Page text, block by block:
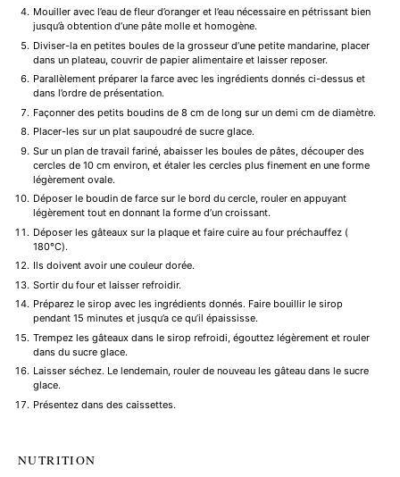
Mouiller avec l’eau de fleur d’oranger et l’eau nécessaire en pétrissant bien
jusqu’à obtention d’une pâte molle et homogène.
Diviser-la en petites boules de la grosseur d’une petite mandarine, placer
dans un plateau, couvrir de papier alimentaire et laisser reposer.
Parallèlement préparer la farce avec les ingrédients donnés ci-dessus et
dans l’ordre de présentation.
Façonner des petits boudins de 8 cm de long sur un demi cm de diamètre.
Placer-les sur un plat saupoudré de sucre glace.
Sur un plan de travail fariné, abaisser les boules de pâtes, découper des
cercles de 10 cm environ, et étaler les cercles plus finement en une forme
légèrement ovale.
Déposer le boudin de farce sur le bord du cercle, rouler en appuyant
légèrement tout en donnant la forme d’un croissant.
Déposer les gâteaux sur la plaque et faire cuire au four préchauffez (
180°C).
Ils doivent avoir une couleur dorée.
Sortir du four et laisser refroidir.
Préparez le sirop avec les ingrédients donnés. Faire bouillir le sirop
pendant 15 minutes et jusqu’a ce qu’il épaississe.
Trempez les gâteaux dans le sirop refroidi, égouttez légèrement et rouler
dans du sucre glace.
Laisser séchez. Le lendemain, rouler de nouveau les gâteau dans le sucre
glace.
Présentez dans des caissettes.
NUTRITION